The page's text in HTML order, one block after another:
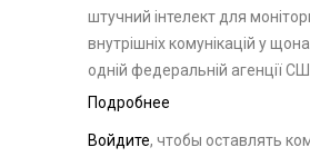
штучний інтелект для
внутрішніх комунікацій у
одній федеральній агенції
Подробнее
інтелект: контроль
Войдите, чтобы оставлять